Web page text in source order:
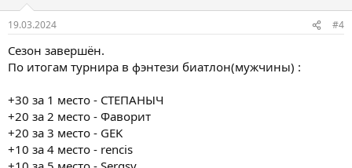
19.03.2024 #4
Сезон завершён.
По итогам турнира в фэнтези биатлон(мужчины) :
+30 за 1 место - СТЕПАНЫЧ
+20 за 2 место - Фаворит
+20 за 3 место - GEK
+10 за 4 место - rencis